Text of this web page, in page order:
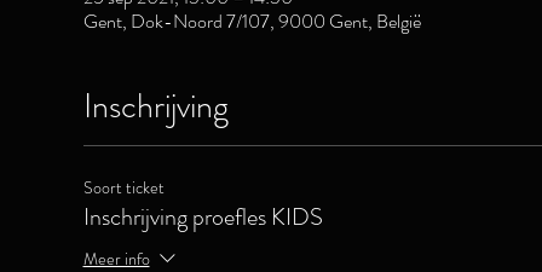
Gent, Dok-Noord 7/107, 9000 Gent, België
Inschrijving
Soort ticket
Inschrijving proefles KIDS
Meer info